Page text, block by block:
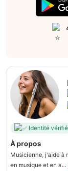
Identité
À propos
Musicienne, j'aide à
en musique et en a...